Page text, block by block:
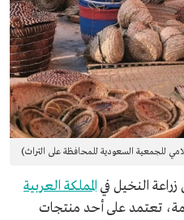
للجمعية السعودية للمحافظة على التراث)
النخيل في المملكة العربية
تعتمد على أحد منتجات